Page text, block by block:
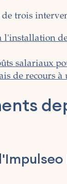
trois
l'installation
salariaux
de recours à